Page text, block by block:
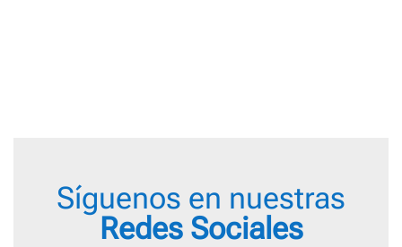
Síguenos en nuestras
Redes Sociales